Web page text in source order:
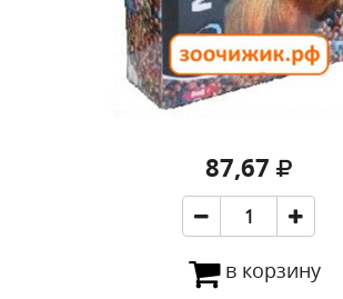
87,67
в корзину